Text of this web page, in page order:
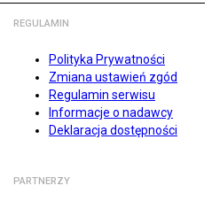
REGULAMIN
Polityka Prywatności
Zmiana ustawień zgód
Regulamin serwisu
Informacje o nadawcy
Deklaracja dostępności
PARTNERZY